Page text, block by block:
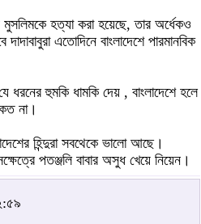
হত্যা করা হয়েছে, তার অর্ধেকও
দাদাবাবুরা এতোদিনে বাংলাদেশে পারমানবিক
ধরনের হুমকি ধামকি দেয় , বাংলাদেশে হলে
না।
হিন্দুরা সবথেকে ভালো আছে।
পতঞ্জলি বাবার অসুধ খেয়ে নিয়েন।